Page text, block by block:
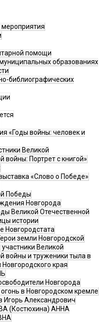
помощи
образованиях
библиографических
«Годы войны: человек и
Великой
войны: Портрет с книгой»
«Слово о Победе»
Победы
Новгорода
Великой Отечественной
истории
Новгородстата
земли Новгородской
Великой
войны и труженики тыла в
края
Новгорода
в Новгородском кремле
Игорь Александрович
(Костюхина) АННА